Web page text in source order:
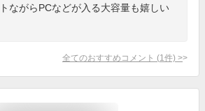
ながらPCなどが入る大容量も嬉しい
全てのおすすめコメント (1 件) >